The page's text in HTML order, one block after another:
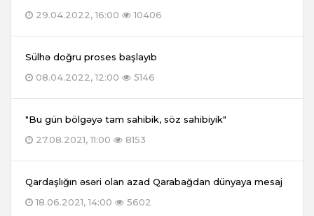
29.04.2022, 16:00
10406
Sülhə doğru proses başlayıb
08.04.2022, 12:00
5146
"Bu gün bölgəyə tam sahibik, söz sahibiyik"
27.08.2021, 11:00
8153
Qardaşlığın əsəri olan azad Qarabağdan dünyaya mesaj
18.06.2021, 14:00
5602